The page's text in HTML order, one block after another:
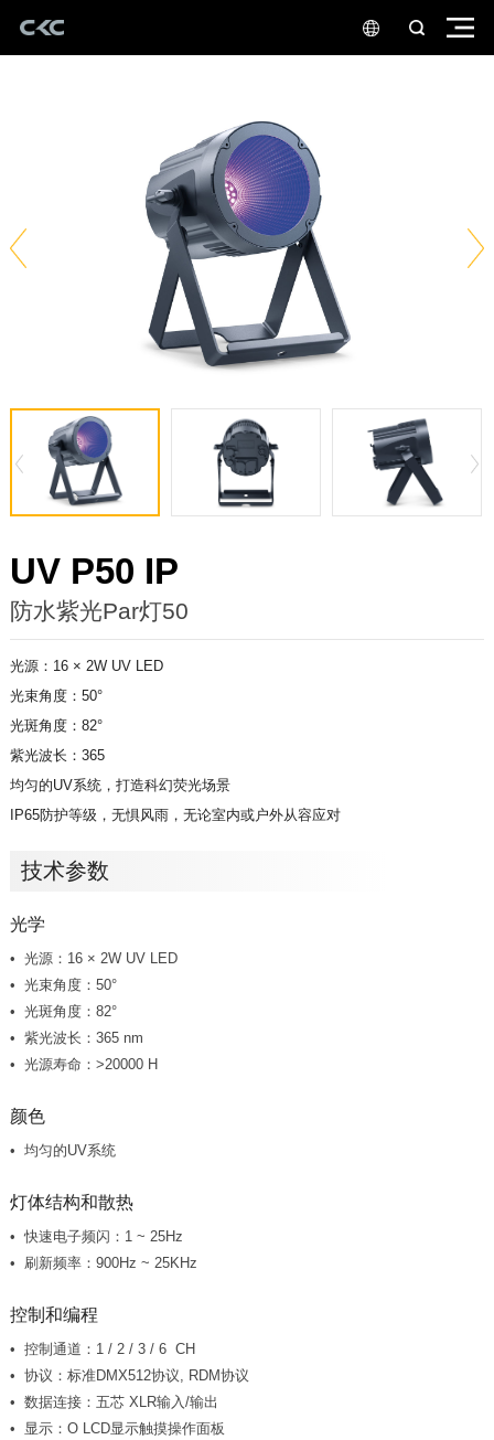
UV P50 IP
防水紫光Par灯50
光源：16 × 2W UV LED
光束角度：50°
光斑角度：82°
紫光波长：365
均匀的UV系统，打造科幻荧光场景
IP65防护等级，无惧风雨，无论室内或户外从容应对
技术参数
光学
光源：16 × 2W UV LED
光束角度：50°
光斑角度：82°
紫光波长：365 nm
光源寿命：>20000 H
颜色
均匀的UV系统
灯体结构和散热
快速电子频闪：1 ~ 25Hz
刷新频率：900Hz ~ 25KHz
控制和编程
控制通道：1 / 2 / 3 / 6 CH
协议：标准DMX512协议, RDM协议
数据连接：五芯 XLR输入/输出
显示：O LCD显示触摸操作面板